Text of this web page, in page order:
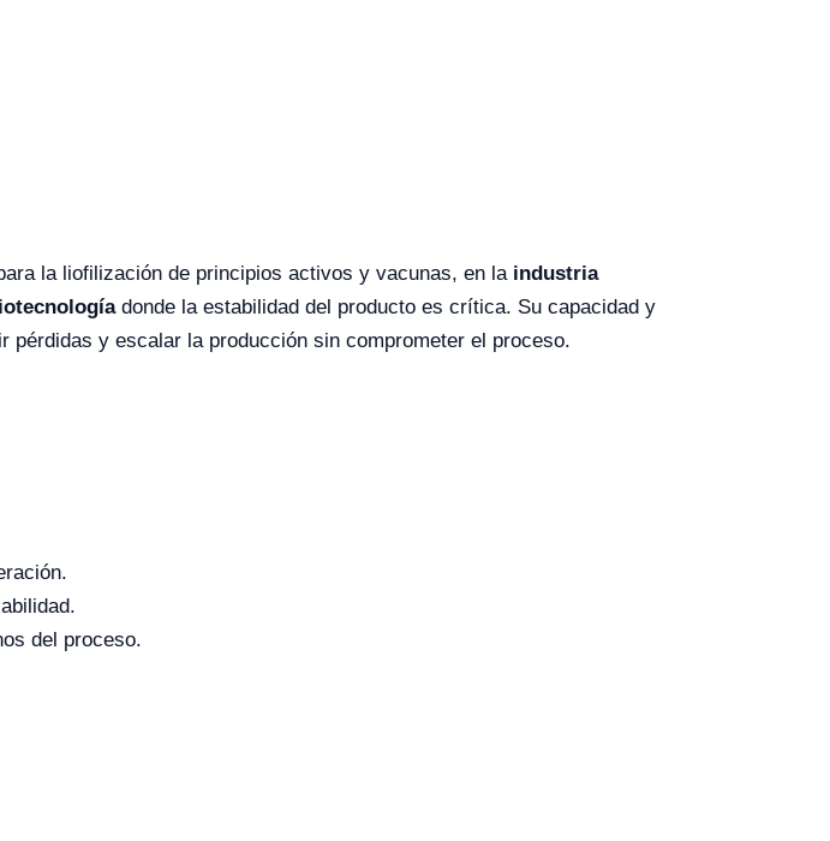
la liofilización de principios activos y vacunas, en la industria
donde la estabilidad del producto es crítica. Su capacidad y
y escalar la producción sin comprometer el proceso.
del proceso.